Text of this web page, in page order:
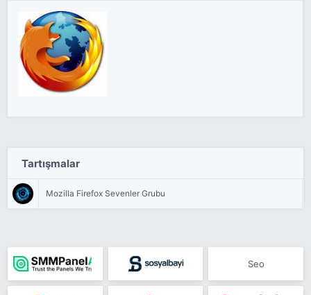
Tartışmalar
Mozilla Firefox Sevenler Grubu
Seo